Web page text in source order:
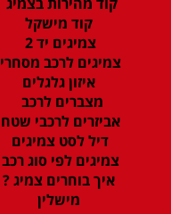
קוד מישקל
צמיגים יד 2
צמיגים לרכב מסחרי
איזון גלגלים
מצברים לרכב
אביזרים לרכבי שטח
דיל לסט צמיגים
צמיגים לפי סוג רכב
איך בוחרים צמיג ?
מישלין